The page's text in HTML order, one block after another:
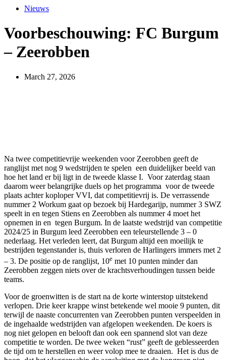
Nieuws
Voorbeschouwing: FC Burgum
– Zeerobben
March 27, 2026
Na twee competitievrije weekenden voor Zeerobben geeft de
ranglijst met nog 9 wedstrijden te spelen een duidelijker beeld van
hoe het land er bij ligt in de tweede klasse I. Voor zaterdag staan
daarom weer belangrijke duels op het programma voor de tweede
plaats achter koploper VVI, dat competitievrij is. De verrassende
nummer 2 Workum gaat op bezoek bij Hardegarijp, nummer 3 SWZ
speelt in en tegen Stiens en Zeerobben als nummer 4 moet het
opnemen in en tegen Burgum. In de laatste wedstrijd van competitie
2024/25 in Burgum leed Zeerobben een teleurstellende 3 – 0
nederlaag. Het verleden leert, dat Burgum altijd een moeilijk te
bestrijden tegenstander is, thuis verloren de Harlingers immers met 2
– 3. De positie op de ranglijst, 10e met 10 punten minder dan
Zeerobben zeggen niets over de krachtsverhoudingen tussen beide
teams.
Voor de groenwitten is de start na de korte winterstop uitstekend
verlopen. Drie keer krappe winst betekende wel mooie 9 punten, dit
terwijl de naaste concurrenten van Zeerobben punten verspeelden in
de ingehaalde wedstrijden van afgelopen weekenden. De koers is
nog niet gelopen en belooft dan ook een spannend slot van deze
competitie te worden. De twee weken “rust” geeft de geblesseerden
de tijd om te herstellen en weer volop mee te draaien. Het is dus de